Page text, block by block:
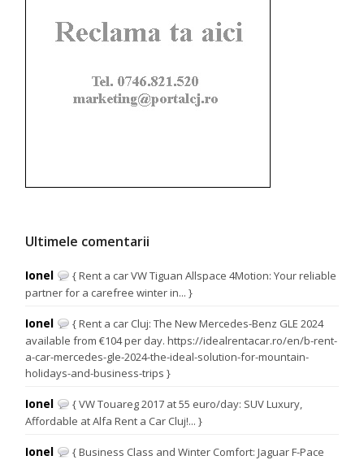
Ultimele comentarii
Ionel
{ Rent a car VW Tiguan Allspace 4Motion: Your reliable
partner for a carefree winter in... }
Ionel
{ Rent a car Cluj: The New Mercedes-Benz GLE 2024
available from €104 per day. https://idealrentacar.ro/en/b-rent-
a-car-mercedes-gle-2024-the-ideal-solution-for-mountain-
holidays-and-business-trips }
Ionel
{ VW Touareg 2017 at 55 euro/day: SUV Luxury,
Affordable at Alfa Rent a Car Cluj!... }
Ionel
{ Business Class and Winter Comfort: Jaguar F-Pace